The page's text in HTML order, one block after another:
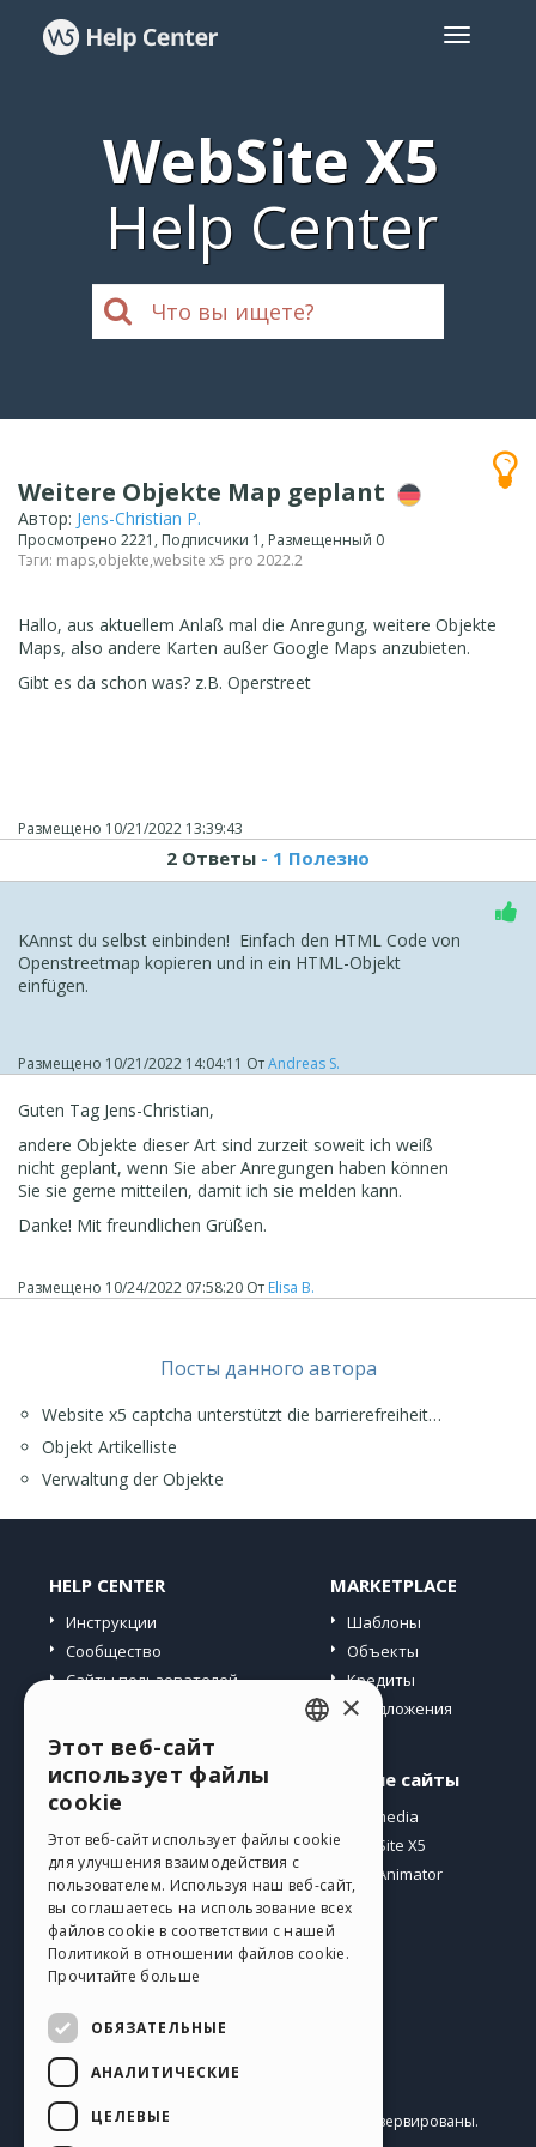
WebSite X5
Help Center
Weitere Objekte Map geplant
Автор: Jens-Christian P.
Просмотрено 2221, Подписчики 1, Размещенный 0
Тэги: maps,objekte,website x5 pro 2022.2
Hallo, aus aktuellem Anlaß mal die Anregung, weitere Objekte
Maps, also andere Karten außer Google Maps anzubieten.
Gibt es da schon was? z.B. Operstreet
Размещено 10/21/2022 13:39:43
2 Ответы - 1 Полезно
KAnnst du selbst einbinden! Einfach den HTML Code von
Openstreetmap kopieren und in ein HTML-Objekt
einfügen.
Размещено 10/21/2022 14:04:11 ОтAndreas S.
Guten Tag Jens-Christian,
andere Objekte dieser Art sind zurzeit soweit ich weiß
nicht geplant, wenn Sie aber Anregungen haben können
Sie sie gerne mitteilen, damit ich sie melden kann.
Danke! Mit freundlichen Grüßen.
Размещено 10/24/2022 07:58:20 От Elisa B.
Посты данного автора
Website x5 captcha unterstützt die barrierefreiheit…
Objekt Artikelliste
Verwaltung der Objekte
HELP CENTER
Инструкции
Сообщество
Сайты пользователей
MARKETPLACE
Шаблоны
Объекты
Кредиты
Предложения
Профиль
Мои посты
Мои лицензии
Загрузить
Веб-хостинг
Мои кредиты
Другие сайты
Incomedia
WebSite X5
WebAnimator
Pусский
Copyright © 2026Incomedia s.r.l.
Все права зарезервированы.
P.IVA IT07514640015
GERMAN
SPANISH
PORTUGUESE
POLISH
×
Этот веб-сайт
использует файлы
cookie
Этот веб-сайт использует файлы cookie
для улучшения взаимодействия с
пользователем. Используя наш веб-сайт,
вы соглашаетесь на использование всех
файлов cookie в соответствии с нашей
Политикой в ​​отношении файлов cookie.
Прочитайте больше
ОБЯЗАТЕЛЬНЫЕ
АНАЛИТИЧЕСКИЕ
ЦЕЛЕВЫЕ